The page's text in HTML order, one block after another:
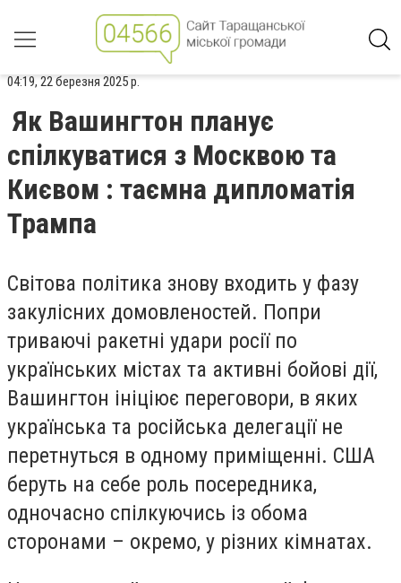
04:19, 22 березня 2025 р.
Як Вашингтон планує
спілкуватися з Москвою та
Києвом : таємна дипломатія
Трампа
Світова політика знову входить у фазу
закулісних домовленостей. Попри
триваючі ракетні удари росії по
українських містах та активні бойові дії,
Вашингтон ініціює переговори, в яких
українська та російська делегації не
перетнуться в одному приміщенні. США
беруть на себе роль посередника,
одночасно спілкуючись із обома
сторонами – окремо, у різних кімнатах.